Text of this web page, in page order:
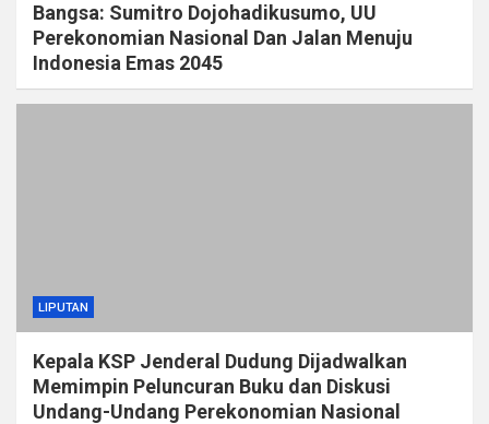
Bangsa: Sumitro Dojohadikusumo, UU
Perekonomian Nasional Dan Jalan Menuju
Indonesia Emas 2045
LIPUTAN
Kepala KSP Jenderal Dudung Dijadwalkan
Memimpin Peluncuran Buku dan Diskusi
Undang-Undang Perekonomian Nasional